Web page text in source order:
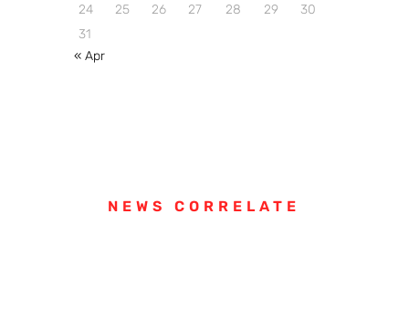
24
25 26 27 28 29
30
31
« Apr
NEWS CORRELATE